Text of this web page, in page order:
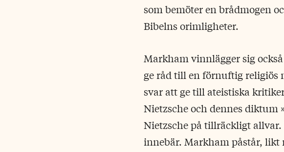
som bemöter en brådmogen
Bibelns orimligheter.
Markham vinnlägger sig
ge råd till en förnuftig religiös
svar att ge till ateistiska
Nietzsche och dennes diktum
Nietzsche på tillräckligt
innebär. Markham påstår, likt